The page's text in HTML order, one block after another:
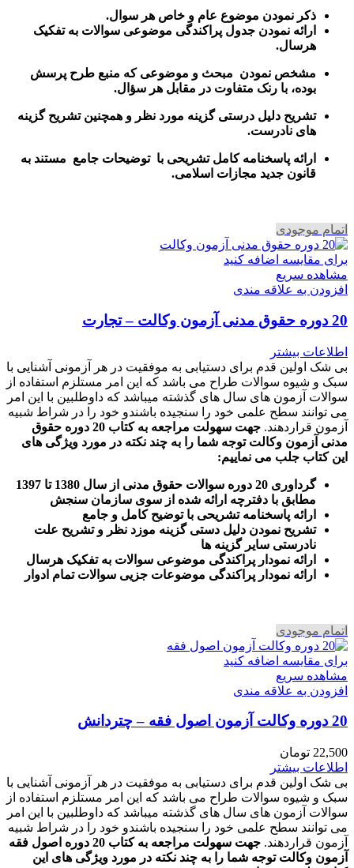
ذکر نمودن موضوع عام و خاص هر سوال.
ارائه نمودن جدول پراکندگی موضوعی سوالات به تفکیک
هرسال.
مشخص نمودن مبحث و موضوعی که منبع طرح پرسش
بوده، با رنک متفاوت در مقابل هر سؤال.
تشریح دلیل درستی گزینه مورد نظر و همچنین تشریح گزینه
های نادرست.
ارائه پاسخنامه کامل تشریحی با توضیحات جامع مستند به
قانون جدید مجازات اسلامی.
اتمام موجودی
برای مقایسه اضافه کنید
مشاهده سریع
افزودن به علاقه مندی
20 دوره حقوق مدنی آزمون وکالت – تجارت
اطلاعات بیشتر
بی شک اولین قدم برای دستیابی به موفقیت در هر آزمونی آشنایی با
سبک و شیوه سوالات طراح می باشد که این امر مستلزم استفاده از
سوالات آزمون های سال های گذشته میباشد که داوطلبین با این امر
می توانند سطح علمی خود را سنجیده باشندو خود را در شراط شبیه
آزمون قراردهند.
جهت سهولت مراجعه به کتاب 20 دوره حقوق
مدنی آزمون وکالت توجه شما را به چند نکته در مورد ویژگی های
این کتاب جلب می نماییم:
گرداوری 20 دوره سوالات حقوق مدنی از سال 1380 تا 1397
مطابق با دفترچه ارائه شده از سوی سازمان سنجش
ارائه پاسخنامه تشریحی با توضیح کامل و جامع
تشریح نمودن دلیل دستی گزینه موزد نظر و تشریح علت
نادرستی سایر گزینه ها
ارائه نمودار پراکندگی موضوعی سوالات به تفکیک هرسال
رائه نمودار پراکندگی موضوعات جزیی سوالات تمام ادوار
اتمام موجودی
برای مقایسه اضافه کنید
مشاهده سریع
افزودن به علاقه مندی
20 دوره وکالت آزمون اصول فقه – چتردانش
22,500 تومان
اطلاعات بیشتر
بی شک اولین قدم برای دستیابی به موفقیت در هر آزمونی آشنایی با
سبک و شیوه سوالات طراح می باشد که این امر مستلزم استفاده از
سوالات آزمون های سال های گذشته میباشد که داوطلبین با این امر
می توانند سطح علمی خود را سنجیده باشندو خود را در شراط شبیه
آزمون قراردهند.
جهت سهولت مراجعه به کتاب 20 دوره اصول فقه
آزمون وکالت توجه شما را به چند نکته در مورد ویژگی های این